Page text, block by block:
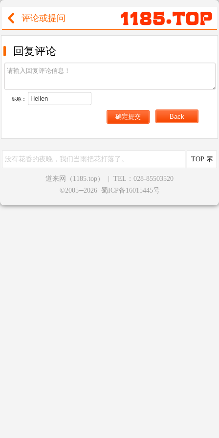
评论或提问
回复评论
昵称：
没有花香的夜晚，我们当雨把花打落了。 TOP
道来网（1185.top）
TEL：028-85503520
©2005─2026 蜀ICP备16015445号